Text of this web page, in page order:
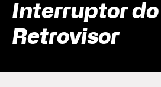
Interruptor do
Retrovisor